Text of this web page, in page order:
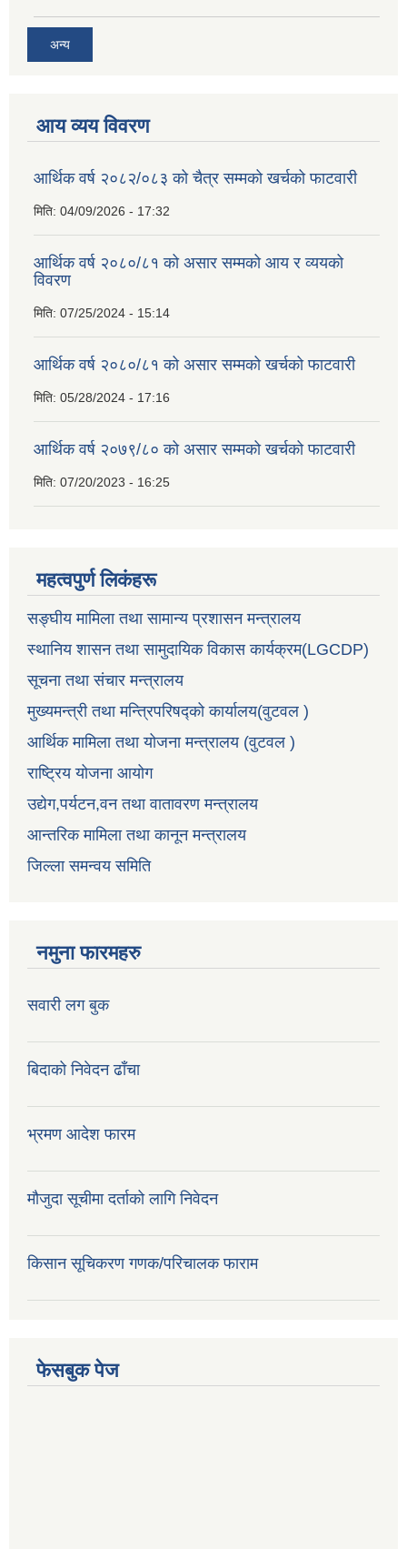
अन्य
आय व्यय विवरण
आर्थिक वर्ष २०८२/०८३ को चैत्र सम्मको खर्चको फाटवारी
मिति: 04/09/2026 - 17:32
आर्थिक वर्ष २०८०/८१ को असार सम्मको आय र व्ययको
विवरण
मिति: 07/25/2024 - 15:14
आर्थिक वर्ष २०८०/८१ को असार सम्मको खर्चको फाटवारी
मिति: 05/28/2024 - 17:16
आर्थिक वर्ष २०७९/८० को असार सम्मको खर्चको फाटवारी
मिति: 07/20/2023 - 16:25
महत्वपुर्ण लिकंहरू
सङ्घीय मामिला तथा सामान्य प्रशासन मन्त्रालय
स्थानिय शासन तथा सामुदायिक विकास कार्यक्रम(LGCDP)
सूचना तथा संचार मन्त्रालय
मुख्यमन्त्री तथा मन्त्रिपरिषद्को कार्यालय(वुटवल )
आर्थिक मामिला तथा योजना मन्त्रालय (वुटवल )
राष्ट्रिय योजना आयोग
उद्येग,पर्यटन,वन तथा वातावरण मन्त्रालय
आन्तरिक मामिला तथा कानून मन्त्रालय
जिल्ला समन्वय समिति
नमुना फारमहरु
सवारी लग बुक
बिदाको निवेदन ढाँचा
भ्रमण आदेश फारम
मौजुदा सूचीमा दर्ताको लागि निवेदन
किसान सूचिकरण गणक/परिचालक फाराम
फेसबुक पेज